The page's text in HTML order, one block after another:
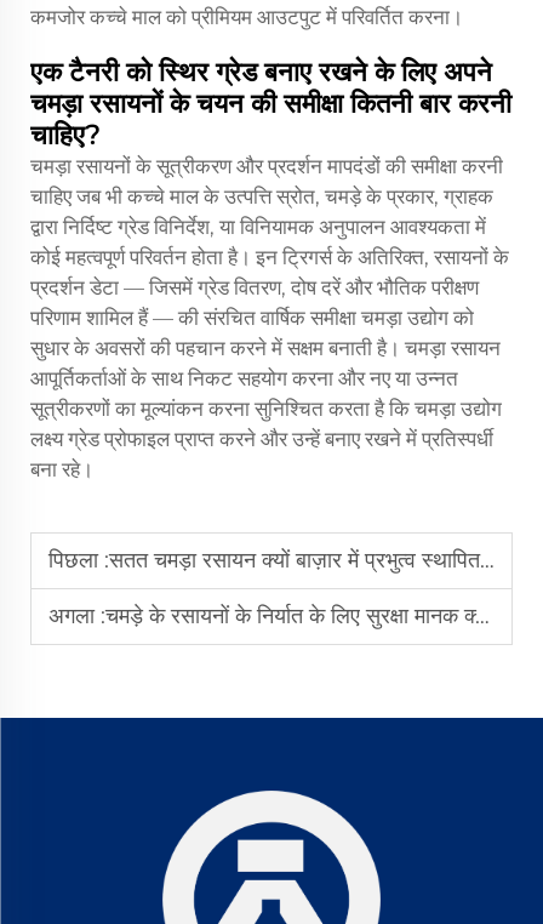
कमजोर कच्चे माल को प्रीमियम आउटपुट में परिवर्तित करना।
एक टैनरी को स्थिर ग्रेड बनाए रखने के लिए अपने
चमड़ा रसायनों के चयन की समीक्षा कितनी बार करनी
चाहिए?
चमड़ा रसायनों के सूत्रीकरण और प्रदर्शन मापदंडों की समीक्षा करनी
चाहिए जब भी कच्चे माल के उत्पत्ति स्रोत, चमड़े के प्रकार, ग्राहक
द्वारा निर्दिष्ट ग्रेड विनिर्देश, या विनियामक अनुपालन आवश्यकता में
कोई महत्वपूर्ण परिवर्तन होता है। इन ट्रिगर्स के अतिरिक्त, रसायनों के
प्रदर्शन डेटा — जिसमें ग्रेड वितरण, दोष दरें और भौतिक परीक्षण
परिणाम शामिल हैं — की संरचित वार्षिक समीक्षा चमड़ा उद्योग को
सुधार के अवसरों की पहचान करने में सक्षम बनाती है। चमड़ा रसायन
आपूर्तिकर्ताओं के साथ निकट सहयोग करना और नए या उन्नत
सूत्रीकरणों का मूल्यांकन करना सुनिश्चित करता है कि चमड़ा उद्योग
लक्ष्य ग्रेड प्रोफाइल प्राप्त करने और उन्हें बनाए रखने में प्रतिस्पर्धी
बना रहे।
पिछला :सतत चमड़ा रसायन क्यों बाज़ार में प्रभुत्व स्थापित कर रहे हैं?
अगला :चमड़े के रसायनों के निर्यात के लिए सुरक्षा मानक क्या हैं?